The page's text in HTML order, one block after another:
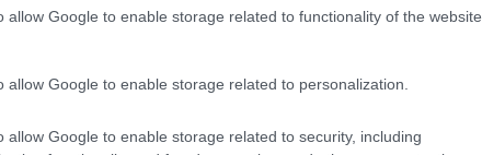
allow Google to enable storage related to functionality of the website
allow Google to enable storage related to personalization.
allow Google to enable storage related to security, including
in Africa o in India, chissà.
farà Di Battista (al quale vanno i
dalle sue scelte, resta spazio per una